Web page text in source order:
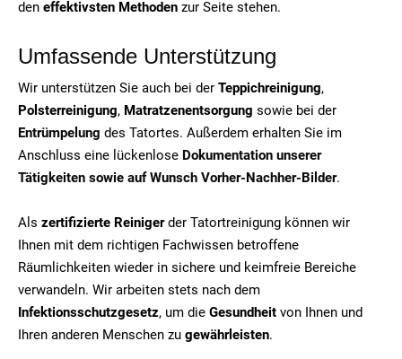
den effektivsten Methoden zur Seite stehen.
Umfassende Unterstützung
Wir unterstützen Sie auch bei der Teppichreinigung,
Polsterreinigung, Matratzenentsorgung sowie bei der
Entrümpelung des Tatortes. Außerdem erhalten Sie im
Anschluss eine lückenlose Dokumentation unserer
Tätigkeiten sowie auf Wunsch Vorher-Nachher-Bilder.
Als zertifizierte Reinigerder Tatortreinigung können wir
Ihnen mit dem richtigen Fachwissen betroffene
Räumlichkeiten wieder in sichere und keimfreie Bereiche
verwandeln. Wir arbeiten stets nach dem
Infektionsschutzgesetz, um die Gesundheit von Ihnen und
Ihren anderen Menschen zu gewährleisten.